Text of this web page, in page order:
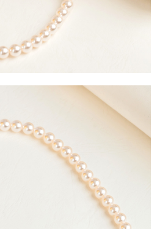
連結：
https://oppay.tw/userRule
提供之「AFTEE先享後付」服務完成之交
個人資料，並將交易相關給付款項請求債
定代理人或監護人之同意方可使用
申辦者引起之損失，本公司不負相關責
將依據個別帳號之用戶狀況，依本公司即
有額度不足之情形，本公司將視審查結果
他人資訊註冊。若發現惡意使用之情形，
該用戶之使用額度並採取法律行動。
上)免運費
上)免運費